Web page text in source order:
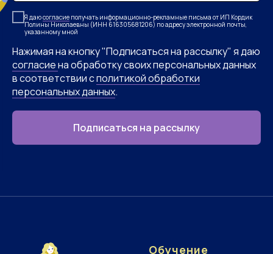
Я даюсогласие получать информационно-рекламные письма от ИП Кордик
Полины Николаевны (ИНН 616305681206) по адресу электронной почты,
указанному мной
Нажимая на кнопку "Подписаться на рассылку" я даю
согласиена обработку своих персональных данных
в соответствии сполитикой обработки
персональных данных.
Подписаться на рассылку
Обучение